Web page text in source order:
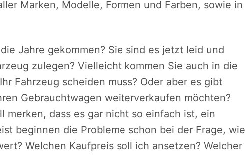
Marken, Modelle, Formen und Farben, sowie in
Jahre gekommen? Sie sind es jetzt leid und
zulegen? Vielleicht kommen Sie auch in die
Fahrzeug scheiden muss? Oder aber es gibt
Gebrauchtwagen weiterverkaufen möchten?
merken, dass es gar nicht so einfach ist, ein
beginnen die Probleme schon bei der Frage, wie
Welchen Kaufpreis soll ich ansetzen? Welcher